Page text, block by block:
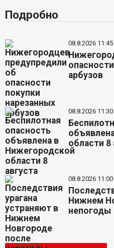
Подробно
08.8.2026 11:45
арбузов
08.8.2026 11:30
области 8
08.8.2026 11:00
Нижнем
непогоды